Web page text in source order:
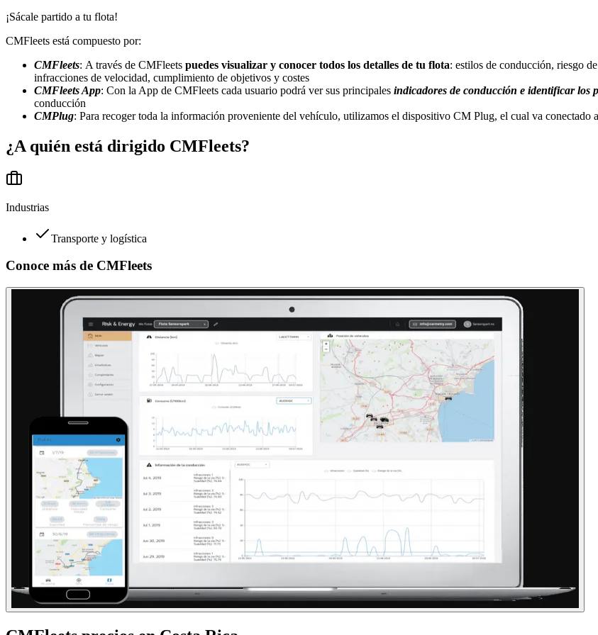
¡Sácale partido a tu flota!
CMFleets está compuesto por:
CMFleets: A través de CMFleets puedes visualizar y conocer todos los detalles de tu flota: estilos de conducción, riesgo
infracciones de velocidad, cumplimiento de objetivos y costes
CMFleets App: Con la App de CMFleets cada usuario podrá ver sus principales indicadores de conducción e identificar los
conducción
CMPlug: Para recoger toda la información proveniente del vehículo, utilizamos el dispositivo CM Plug, el cual va
¿A quién está dirigido CMFleets?
Industrias
Transporte y logística
Conoce más de CMFleets